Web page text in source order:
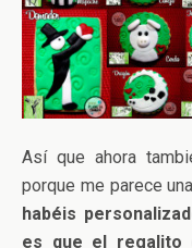
Así que ahora
porque me parece
habéis
es que el regalito